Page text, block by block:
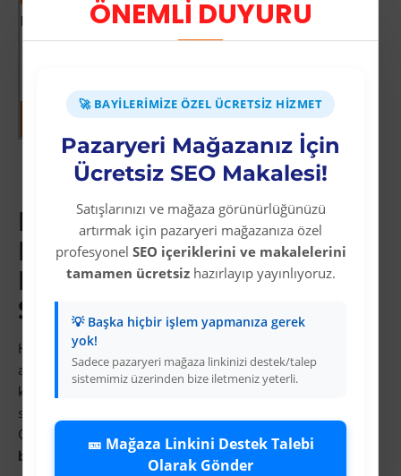
ÖNEMLİ DUYURU
🚀 BAYILERIMIZE ÖZEL ÜCRETSIZ HIZMET
Pazaryeri Mağazanız İçin
Ücretsiz SEO Makalesi!
Satışlarınızı ve mağaza görünürlüğünüzü
artırmak için pazaryeri mağazanıza özel
profesyonel SEO içeriklerini ve makalelerini
tamamen ücretsizhazırlayıp yayınlıyoruz.
💡 Başka hiçbir işlem yapmanıza gerek
yok!
Sadece pazaryeri mağaza linkinizi destek/talep
sistemimiz üzerinden bize iletmeniz yeterli.
🎫 Mağaza Linkini Destek Talebi
Olarak Gönder
Era 12263 Siyah Kaydırmaz Bant 50 mm 25 Metre
Gösterilen: 1 ile 11 arası, toplam: 11 (1
Rulo Fırça Bant
Dropshipping:
Pazaryerinde Kazançlı
Satış Kategorisi
Hepsiburada ve Amazon Türkiye'da rulo fırça bant
aramaları her ay milyonlarca kez gerçekleşir. Bu
kategori, stoksuz satış yapan e-ticaret satıcıları için
sürekli talep, hızlı devir ve yüksek kâr marjı sunar.
Colezium'un güçlü dropshipping altyapısıylarulo fırça
bant
ürünlerini sıfır sermayeyle mağaza kurun.